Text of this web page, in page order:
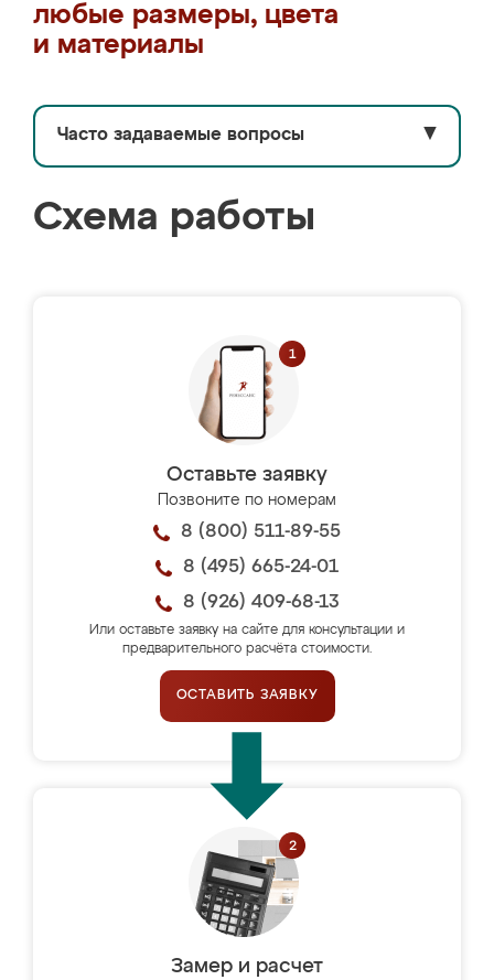
любые размеры, цвета
и материалы
Часто задаваемые вопросы ▼
Схема работы
Оставьте заявку
Позвоните по номерам
8 (800) 511-89-55
8 (495) 665-24-01
8 (926) 409-68-13
Или оставьте заявку на сайте для консультации и
предварительного расчёта стоимости.
ОСТАВИТЬ ЗАЯВКУ
Замер и расчет